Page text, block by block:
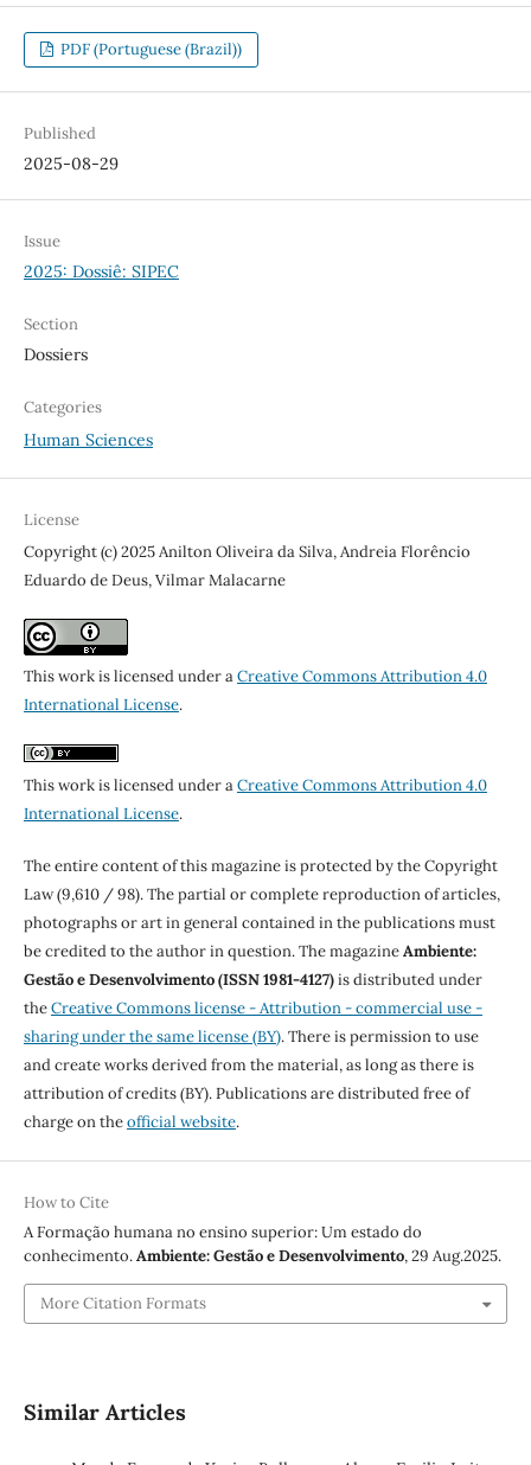
PDF (Portuguese (Brazil))
Published
2025-08-29
Issue
2025: Dossiê: SIPEC
Section
Dossiers
Categories
Human Sciences
License
Copyright (c) 2025 Anilton Oliveira da Silva, Andreia Florêncio
Eduardo de Deus, Vilmar Malacarne
This work is licensed under aCreative Commons Attribution 4.0
International License.
This work is licensed under aCreative Commons Attribution 4.0
International License.
The entire content of this magazine is protected by the Copyright
Law (9,610 / 98). The partial or complete reproduction of articles,
photographs or art in general contained in the publications must
be credited to the author in question. The magazineAmbiente:
Gestão e Desenvolvimento (ISSN 1981-4127)is distributed under
theCreative Commons license - Attribution - commercial use -
sharing under the same license (BY). There is permission to use
and create works derived from the material, as long as there is
attribution of credits (BY). Publications are distributed free of
charge on theofficial website.
How to Cite
A Formação humana no ensino superior: Um estado do
conhecimento.Ambiente: Gestão e Desenvolvimento, 29 Aug.2025.
More Citation Formats
Similar Articles